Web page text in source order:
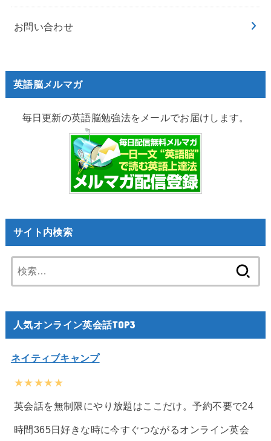
お問い合わせ
英語脳メルマガ
毎日更新の英語脳勉強法をメールでお届けします。
サイト内検索
索:
人気オンライン英会話TOP3
ネイティブキャンプ
★★★★★
英会話を無制限にやり放題はここだけ。予約不要で24
時間365日好きな時に今すぐつながるオンライン英会